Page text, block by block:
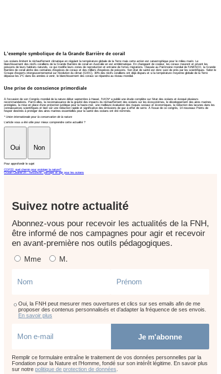
L’exemple symbolique de la Grande Barrière de corail
Les océans limitent le réchauffement climatique en régulant la température globale de la Terre mais cette action est catastrophique pour le milieu marin. Le
blanchissement des récifs coralliens de la Grande Barrière de corail en Australie en est emblématique. En changeant de couleur, les coraux meurent et privent les
poissons de leurs habitats naturels, ce qui modifie leurs zones de reproduction et entraine de fortes migrations. Classée au Patrimoine mondial de l’UNESCO, la Grande
Barrière de corail abrite des centaines d’espèces de coraux et des milliers d’espèces de poissons. Son état de santé est donc suivi de près par les scientifiques. Selon le
Groupe d’experts intergouvernemental sur l’évolution du climat (GIEC), 30% des récifs coralliens ont déjà disparu et si la température moyenne globale de la Terre
dépasse les 2°C dans les années à venir, le blanchissement des coraux se répandra au niveau mondial.
Une prise de conscience primordiale
À l’occasion de son Congrès mondial de la nature début septembre à Hawaï, l'UICN* a publié une étude complète sur l’état des océans et évoqué plusieurs
recommandations. Parmi elles, la reconnaissance de la gravité des impacts du réchauffement des océans sur les écosystèmes, le développement des aires marines
protégées, la mise en place d’une protection juridique pour la haute-mer, une meilleure évaluation des risques sociaux et économiques, la réduction des lacunes dans les
connaissances scientifiques et bien sûr une réduction rapide et significative des émissions de gaz à effet de serre. À l’issue de ce congrès, 14 nouveaux Points de
l’espoir destinés à protéger des aires marines essentielles pour la santé des océans ont été nommés.
* Union internationale pour la conservation de la nature
L'article vous a été utile pour mieux comprendre cette actualité ?
Oui Non
Pour approfondir le sujet
COP22: quel chemin pour protéger la nature?
Ocean Cleaner'zh : rencontrer, partager et agir pour les océans
Suivez notre actualité
Abonnez-vous pour recevoir les actualités de la FNH,
être informé de nos campagnes pour agir et recevoir
en avant-première nos outils pédagogiques.
Mme M.
Oui, la FNH peut mesurer mes ouvertures et clics sur ses emails afin de me
proposer des contenus personnalisés et d’adapter la fréquence de ses envois.
En savoir plus
Je m'abonne
Remplir ce formulaire entraîne le traitement de vos données personnelles par la
Fondation pour la Nature et l’Homme, fondé sur son intérêt légitime. En savoir plus
sur notre politique de protection de données